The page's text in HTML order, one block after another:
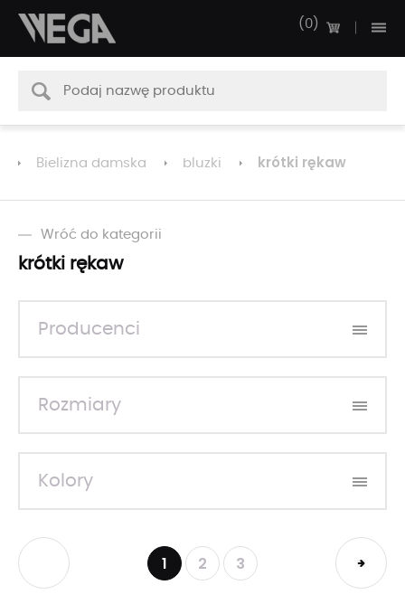
0
Bielizna damska bluzki krótki rękaw
Wróć do kategorii
krótki rękaw
Producenci
Rozmiary
Kolory
1 2 3